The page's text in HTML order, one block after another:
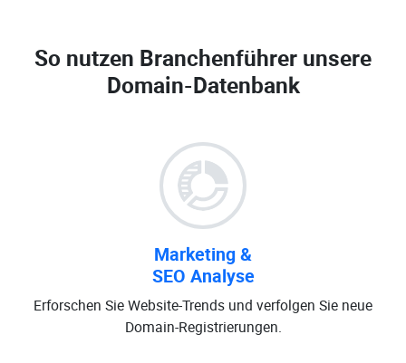
So nutzen Branchenführer unsere
Domain-Datenbank
Marketing &
SEO Analyse
Erforschen Sie Website-Trends und verfolgen Sie neue
Domain-Registrierungen.